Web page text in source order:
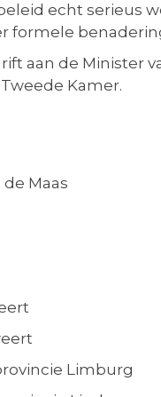
echt serieus
formele
aan de Minister
Kamer.
Maas
Limburg